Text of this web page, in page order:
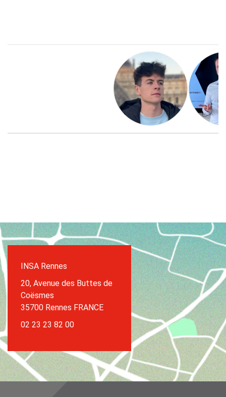
INSA Rennes
20, Avenue des Buttes de
Coësmes
35700 Rennes FRANCE
02 23 23 82 00